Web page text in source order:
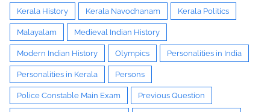
Kerala History Kerala Navodhanam Kerala Politics
Malayalam Medieval Indian History
Modern Indian History Olympics Personalities in India
Personalities in Kerala Persons
Police Constable Main Exam Previous Question